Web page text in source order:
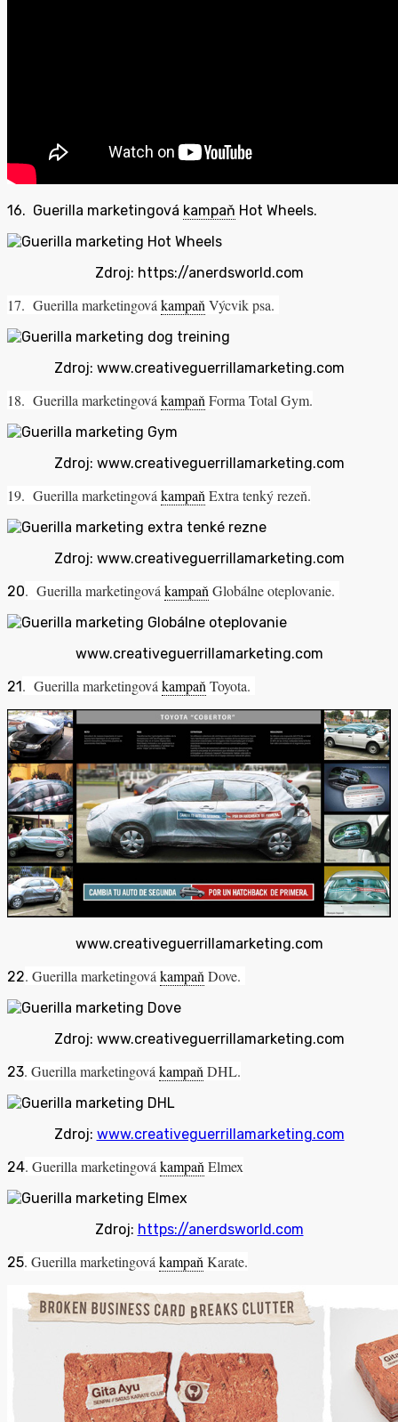
16. Guerilla marketingová kampaň Hot Wheels.
Zdroj: https://anerdsworld.com
17. Guerilla marketingovákampaňVýcvik psa.
Zdroj: www.creativeguerrillamarketing.com
18. Guerilla marketingovákampaňForma Total Gym.
Zdroj: www.creativeguerrillamarketing.com
19. Guerilla marketingovákampaňExtra tenký rezeň.
Zdroj: www.creativeguerrillamarketing.com
20. Guerilla marketingovákampaňGlobálne oteplovanie.
www.creativeguerrillamarketing.com
21 . Guerilla marketingovákampaňToyota.
www.creativeguerrillamarketing.com
22. Guerilla marketingová kampaň Dove.
Zdroj: www.creativeguerrillamarketing.com
23. Guerilla marketingová kampaň DHL.
Zdroj: www.creativeguerrillamarketing.com
24. Guerilla marketingová kampaň Elmex
Zdroj: https://anerdsworld.com
25. Guerilla marketingová kampaň Karate.